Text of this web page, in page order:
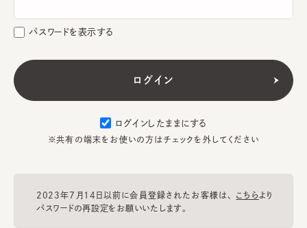
パスワードを表示する
ログインしたままにする
※共有の端末をお使いの方はチェックを外してください
2023年7月14日以前に会員登録されたお客様は、 こちらより
パスワードの再設定をお願いいたします。